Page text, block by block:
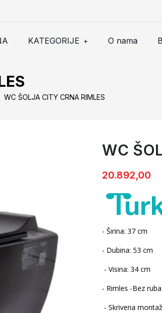
KATEGORIJE + O nama
WC ŠOLJA CITY CRNA RIMLES
WC
20.892,00
- Širina: 37 cm
- Dubina: 53 cm
- Visina: 34 cm
- Rimles -Bez ruba
- Skrivena